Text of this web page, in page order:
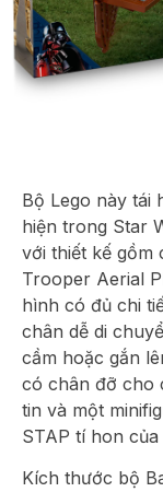
Bộ Lego này tái
hiện trong Star
với thiết kế gồm
Trooper Aerial
hình có đủ chi
chân dễ di
cầm hoặc gắn
có chân đỡ cho
tin và một
STAP tí hon của
Kích thước bộ